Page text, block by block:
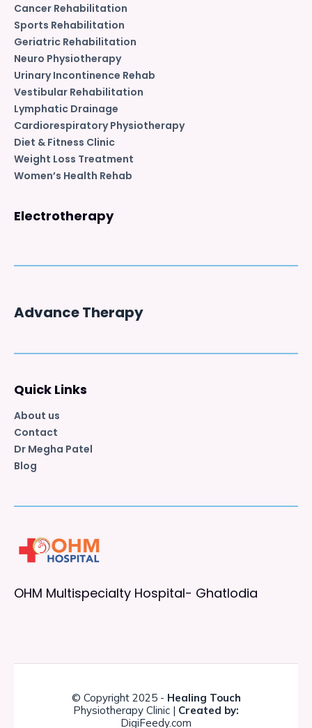
Cancer Rehabilitation
Sports Rehabilitation
Geriatric Rehabilitation
Neuro Physiotherapy
Urinary Incontinence Rehab
Vestibular Rehabilitation
Lymphatic Drainage
Cardiorespiratory Physiotherapy
Diet & Fitness Clinic
Weight Loss Treatment
Women’s Health Rehab
Electrotherapy
Advance Therapy
Quick Links
About us
Contact
Dr Megha Patel
Blog
OHM Multispecialty Hospital- Ghatlodia
© Copyright 2025 - Healing Touch
Physiotherapy Clinic | Created by:
DigiFeedy.com